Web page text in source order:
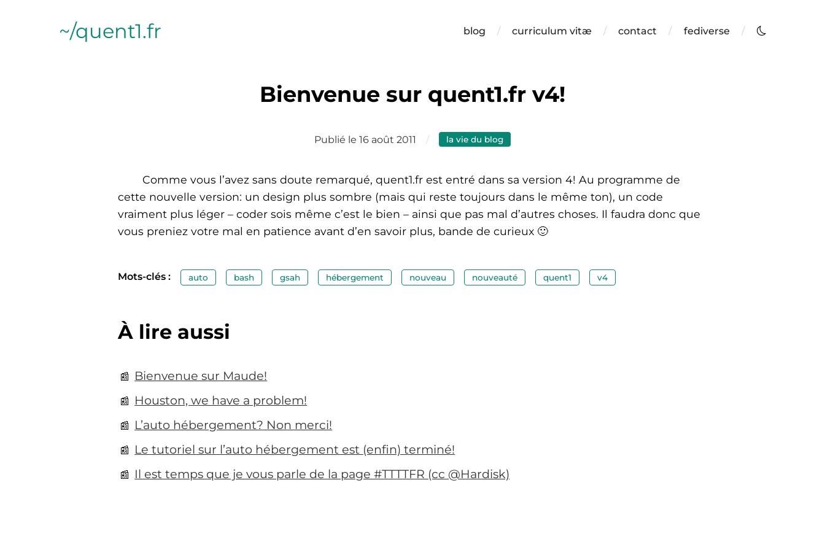
~/quent1.fr blog curriculum vitæ contact fediverse
Bienvenue sur quent1.fr v4!
Publié le 16 août 2011 la vie du blog
Comme vous l’avez sans doute remarqué, quent1.fr est entré dans sa version 4! Au programme de
cette nouvelle version: un design plus sombre (mais qui reste toujours dans le même ton), un code
vraiment plus léger – coder sois même c’est le bien – ainsi que pas mal d’autres choses. Il faudra donc que
vous preniez votre mal en patience avant d’en savoir plus, bande de curieux 🙂
Mots-clés : auto bash gsah hébergement nouveau nouveauté quent1 v4
À lire aussi
Bienvenue sur Maude!
Houston, we have a problem!
L’auto hébergement? Non merci!
Le tutoriel sur l’auto hébergement est (enfin) terminé!
Il est temps que je vous parle de la page #TTTTFR (cc @Hardisk)